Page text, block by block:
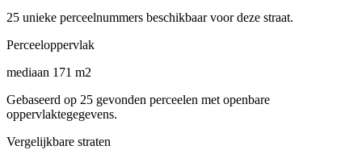
25 unieke perceelnummers beschikbaar voor deze straat.
Perceeloppervlak
mediaan 171 m2
Gebaseerd op 25 gevonden perceelen met openbare
oppervlaktegegevens.
Vergelijkbare straten